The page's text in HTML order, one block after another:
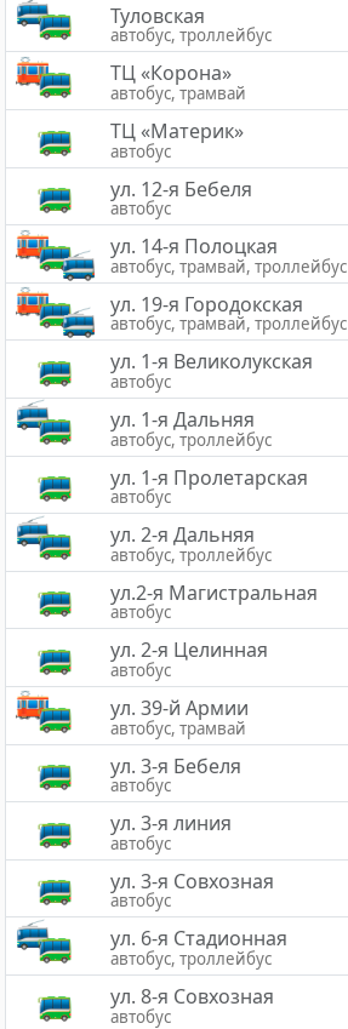
Туловская
автобус, троллейбус
ТЦ «Корона»
автобус, трамвай
ТЦ «Материк»
автобус
ул. 12-я Бебеля
автобус
ул. 14-я Полоцкая
автобус, трамвай, троллейбус
ул. 19-я Городокская
автобус, трамвай, троллейбус
ул. 1-я Великолукская
автобус
ул. 1-я Дальняя
автобус, троллейбус
ул. 1-я Пролетарская
автобус
ул. 2-я Дальняя
автобус, троллейбус
ул.2-я Магистральная
автобус
ул. 2-я Целинная
автобус
ул. 39-й Армии
автобус, трамвай
ул. 3-я Бебеля
автобус
ул. 3-я линия
автобус
ул. 3-я Совхозная
автобус
ул. 6-я Стадионная
автобус, троллейбус
ул. 8-я Совхозная
автобус